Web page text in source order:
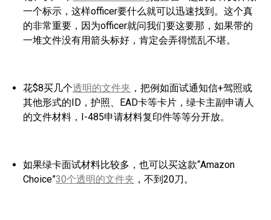
一个标示，这样officer要什么就可以迅速找到。这个真
的非常重要，因为officer就问我们要这要那，如果带的
一堆文件没有用箭头标好，肯定会弄得慌乱不堪。
花$8买几个透明的文件夹 ，把例如面试通知信+驾照或
其他形式的ID，护照、EAD卡等卡片，绿卡主副申请人
的文件材料，I-485申请材料复印件等等分开放。
如果绿卡面试材料比较多，也可以买这款“Amazon
Choice”30个透明的文件夹 ，不到20刀。